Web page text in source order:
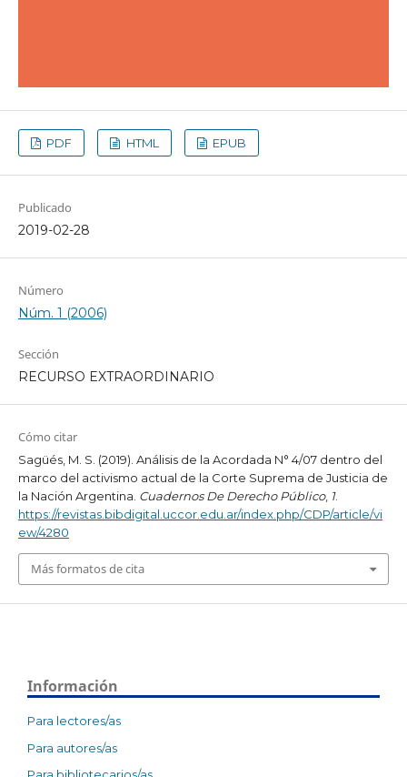
PDF HTML EPUB
Publicado
2019-02-28
Número
Núm. 1 (2006)
Sección
RECURSO EXTRAORDINARIO
Cómo citar
Sagüés, M. S. (2019). Análisis de la Acordada N° 4/07 dentro del
marco del activismo actual de la Corte Suprema de Justicia de
la Nación Argentina. Cuadernos De Derecho Público, 1.
https://revistas.bibdigital.uccor.edu.ar/index.php/CDP/article/vi
ew/4280
Más formatos de cita
Información
Para lectores/as
Para autores/as